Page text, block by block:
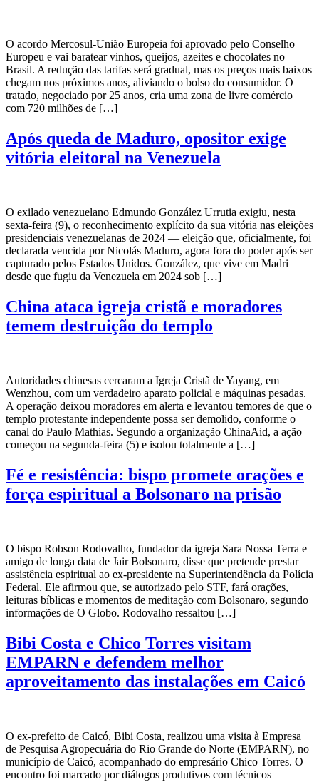
O acordo Mercosul-União Europeia foi aprovado pelo Conselho
Europeu e vai baratear vinhos, queijos, azeites e chocolates no
Brasil. A redução das tarifas será gradual, mas os preços mais baixos
chegam nos próximos anos, aliviando o bolso do consumidor. O
tratado, negociado por 25 anos, cria uma zona de livre comércio
com 720 milhões de […]
Após queda de Maduro, opositor exige
vitória eleitoral na Venezuela
O exilado venezuelano Edmundo González Urrutia exigiu, nesta
sexta-feira (9), o reconhecimento explícito da sua vitória nas eleições
presidenciais venezuelanas de 2024 — eleição que, oficialmente, foi
declarada vencida por Nicolás Maduro, agora fora do poder após ser
capturado pelos Estados Unidos. González, que vive em Madri
desde que fugiu da Venezuela em 2024 sob […]
China ataca igreja cristã e moradores
temem destruição do templo
Autoridades chinesas cercaram a Igreja Cristã de Yayang, em
Wenzhou, com um verdadeiro aparato policial e máquinas pesadas.
A operação deixou moradores em alerta e levantou temores de que o
templo protestante independente possa ser demolido, conforme o
canal do Paulo Mathias. Segundo a organização ChinaAid, a ação
começou na segunda-feira (5) e isolou totalmente a […]
Fé e resistência: bispo promete orações e
força espiritual a Bolsonaro na prisão
O bispo Robson Rodovalho, fundador da igreja Sara Nossa Terra e
amigo de longa data de Jair Bolsonaro, disse que pretende prestar
assistência espiritual ao ex-presidente na Superintendência da Polícia
Federal. Ele afirmou que, se autorizado pelo STF, fará orações,
leituras bíblicas e momentos de meditação com Bolsonaro, segundo
informações de O Globo. Rodovalho ressaltou […]
Bibi Costa e Chico Torres visitam
EMPARN e defendem melhor
aproveitamento das instalações em Caicó
O ex-prefeito de Caicó, Bibi Costa, realizou uma visita à Empresa
de Pesquisa Agropecuária do Rio Grande do Norte (EMPARN), no
município de Caicó, acompanhado do empresário Chico Torres. O
encontro foi marcado por diálogos produtivos com técnicos